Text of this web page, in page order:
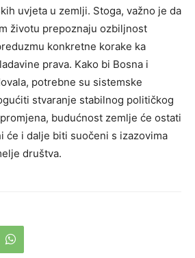
uvjeta u zemlji. Stoga, važno je da
životu prepoznaju ozbiljnost
konkretne korake ka
prava. Kako bi Bosna i
potrebne su sistemske
stvaranje stabilnog političkog
budućnost zemlje će ostati
će i dalje biti suočeni s izazovima
društva.